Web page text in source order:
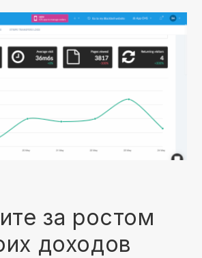
за ростом
доходов